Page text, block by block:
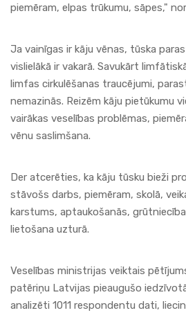
piemēram, elpas trūkumu, sāpes,"
Ja vainīgas ir kāju vēnas, tūska
vislielākā ir vakarā. Savukārt
limfas cirkulēšanas traucējumi,
nemazinās. Reizēm kāju pietūkumu
vairākas veselības problēmas,
vēnu saslimšana.
Der atcerēties, ka kāju tūsku bieži
stāvošs darbs, piemēram, skolā,
karstums, aptaukošanās,
lietošana uzturā.
Veselības ministrijas veiktais
patēriņu Latvijas pieaugušo
analizēti 1011 respondentu dati,